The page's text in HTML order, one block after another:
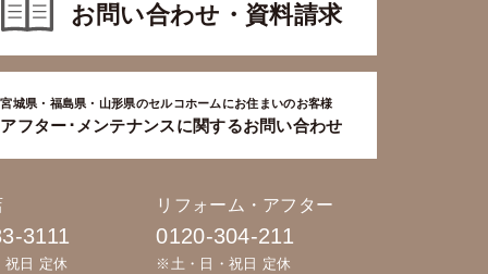
お問い合わせ・資料請求
宮城県・福島県・山形県のセルコホームにお住まいのお客様
アフター･メンテナンスに関するお問い合わせ
3111
日 定休
リフォーム・アフター
0120-304-211
※土・日・祝日 定休